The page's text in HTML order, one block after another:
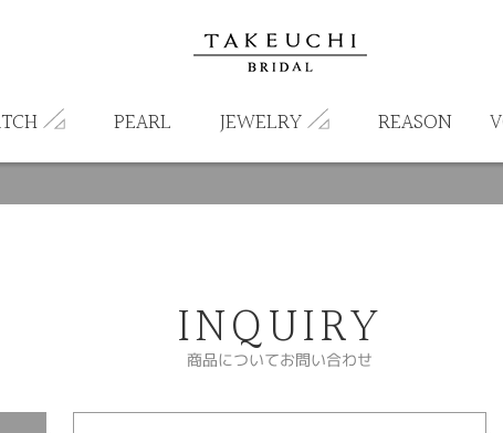
PEARL JEWELRY REASON
INQUIRY
商品についてお問い合わせ